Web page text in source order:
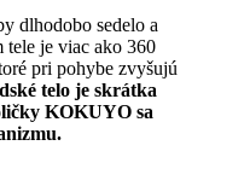
dlhodobo sedelo a
je viac ako 360
pri pohybe zvyšujú
telo je skrátka
KOKUYO sa